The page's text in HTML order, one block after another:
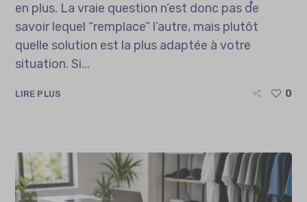
en plus. La vraie question n’est donc pas de
savoir lequel “remplace” l’autre, mais plutôt
quelle solution est la plus adaptée à votre
situation. Si...
LIRE PLUS 0